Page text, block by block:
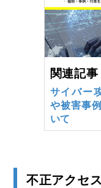
関連記事
サイバー
や被害事
いて
不正アクセ